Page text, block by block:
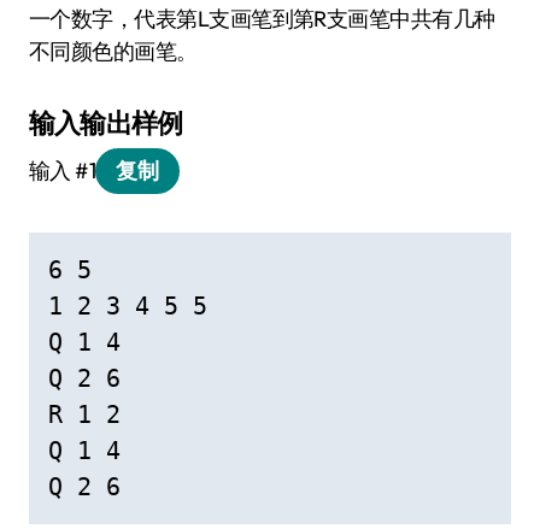
一个数字，代表第L支画笔到第R支画笔中共有几种
不同颜色的画笔。
输入输出样例
输入 #1 复制
6 5
1 2 3 4 5 5
Q 1 4
Q 2 6
R 1 2
Q 1 4
Q 2 6